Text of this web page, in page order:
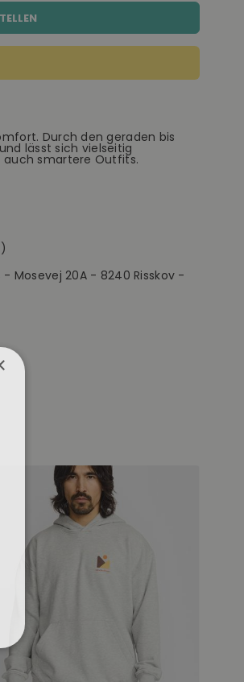
Durch den geraden bis
lässt sich vielseitig
auch smartere Outfits.
Mosevej 20A - 8240 Risskov -